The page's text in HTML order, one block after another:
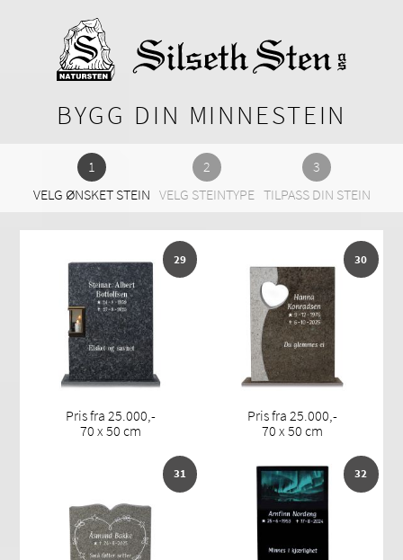
BYGG DIN MINNESTEIN
VELG ØNSKET STEIN VELG STEINTYPE TILPASS DIN STEIN
29
Pris fra 25.000,-
70 x 50 cm
30
Pris fra 25.000,-
70 x 50 cm
31 32